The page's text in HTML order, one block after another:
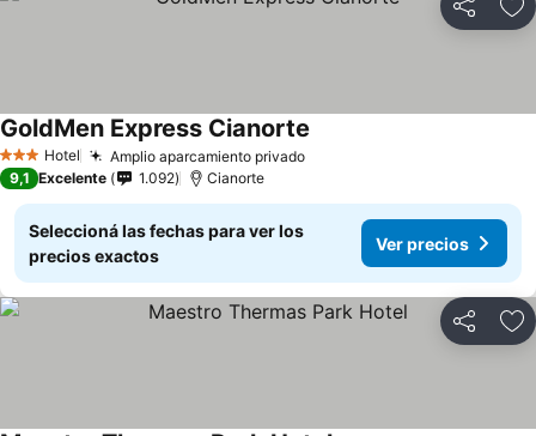
Compartir
3 Estrellas
Hotel Amplio aparcamiento privado
GoldMen Express Cianorte
9,1 Excelente 1.092 Cianorte
Seleccioná las fechas para ver los
precios exactos
Ver precios
Compartir